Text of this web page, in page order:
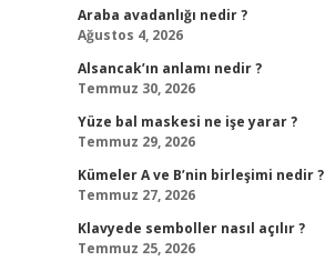
Araba avadanlığı nedir ?
Ağustos 4, 2026
Alsancak’ın anlamı nedir ?
Temmuz 30, 2026
Yüze bal maskesi ne işe yarar ?
Temmuz 29, 2026
Kümeler A ve B’nin birleşimi nedir ?
Temmuz 27, 2026
Klavyede semboller nasıl açılır ?
Temmuz 25, 2026